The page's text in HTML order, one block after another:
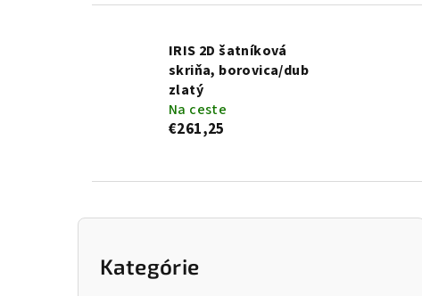
IRIS 2D šatníková
skriňa, borovica/dub
zlatý
Na ceste
€261,25
B
Preskočiť
kategórie
Kategórie